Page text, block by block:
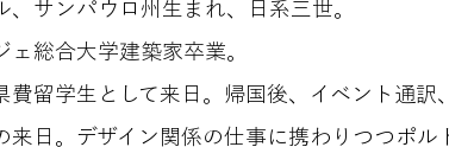
、サンパウロ州生まれ、日系三世。
ェ総合大学建築家卒業。
費留学生として来日。帰国後、イベント通
来日。デザイン関係の仕事に携わりつつポル